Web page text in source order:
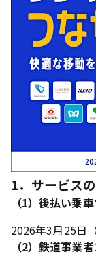
1．サービス
（1）後払い乗
2026年3月25日
（2）鉄道事業